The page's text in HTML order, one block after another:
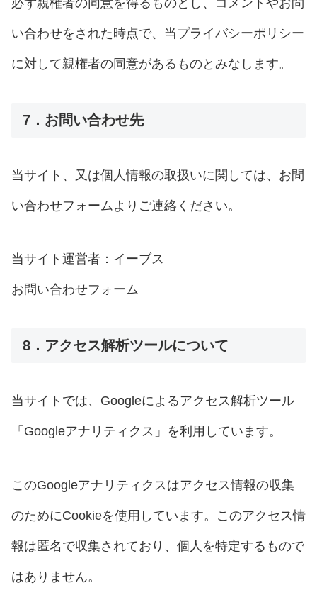
必ず親権者の同意を得るものとし、コメントやお問
い合わせをされた時点で、当プライバシーポリシー
に対して親権者の同意があるものとみなします。
7．お問い合わせ先
当サイト、又は個人情報の取扱いに関しては、お問
い合わせフォームよりご連絡ください。
当サイト運営者：イーブス
お問い合わせフォーム
8．アクセス解析ツールについて
当サイトでは、Googleによるアクセス解析ツール
「Googleアナリティクス」を利用しています。
このGoogleアナリティクスはアクセス情報の収集
のためにCookieを使用しています。このアクセス情
報は匿名で収集されており、個人を特定するもので
はありません。